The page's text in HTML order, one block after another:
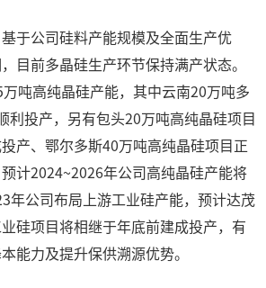
于公司硅料产能规模及全面生产优
目前多晶硅生产环节保持满产状态。
吨高纯晶硅产能，其中云南20万吨多
利投产，另有包头20万吨高纯晶硅项目
产、鄂尔多斯40万吨高纯晶硅项目正
计2024~2026年公司高纯晶硅产能将
年公司布局上游工业硅产能，预计达茂
硅项目将相继于年底前建成投产，有
能力及提升保供溯源优势。